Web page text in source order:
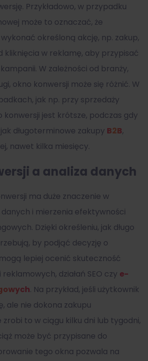
Przykładowo, w przypadku
może to oznaczać, że
określoną akcję, np. zakup,
kliknięcia w reklamę, aby przypisać
W zależności od branży,
okno konwersji może się różnić. W
jak np. przy sprzedaży
konwersji jest krótsze, podczas gdy
długoterminowe zakupy B2B,
nawet kilka miesięcy.
a analiza danych
ma duże znaczenie w
i mierzenia efektywności
Dzięki określeniu, jak długo
by podjąć decyzję o
lepiej ocenić skuteczność
działań SEO czy e-
. Na przykład, jeśli użytkownik
ale nie dokona zakupu
to w ciągu kilku dni lub tygodni,
może być przypisane do
tego okna pozwala na